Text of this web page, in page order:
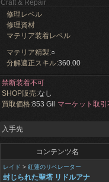
Craft & Repair
修理レベル
修理資材
マテリア装着レベル
マテリア精製:○
分解適正スキル:360.00
禁断装着不可
SHOP販売:なし
買取価格:853 Gil マーケット取引
入手先
コンテンツ名
レイド > 紅蓮のリベレーター
封じられた聖塔 リドルアナ